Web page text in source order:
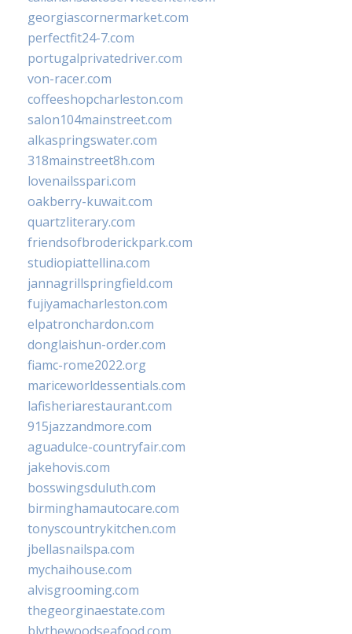
georgiascornermarket.com
perfectfit24-7.com
portugalprivatedriver.com
von-racer.com
coffeeshopcharleston.com
salon104mainstreet.com
alkaspringswater.com
318mainstreet8h.com
lovenailsspari.com
oakberry-kuwait.com
quartzliterary.com
friendsofbroderickpark.com
studiopiattellina.com
jannagrillspringfield.com
fujiyamacharleston.com
elpatronchardon.com
donglaishun-order.com
fiamc-rome2022.org
mariceworldessentials.com
lafisheriarestaurant.com
915jazzandmore.com
aguadulce-countryfair.com
jakehovis.com
bosswingsduluth.com
birminghamautocare.com
tonyscountrykitchen.com
jbellasnailspa.com
mychaihouse.com
alvisgrooming.com
thegeorginaestate.com